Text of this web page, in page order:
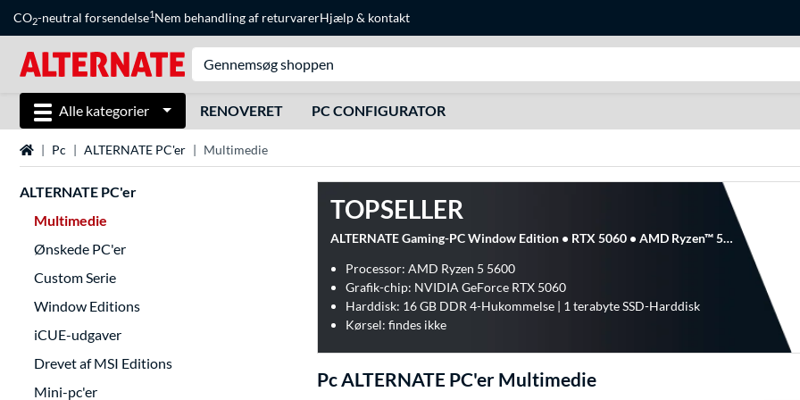
CO2-neutral forsendelse1Nem behandling af returvarerHjælp& kontakt
Alle kategorier RENOVERET PC CONFIGURATOR
Startside
Pc ALTERNATE PC'er Multimedie
ALTERNATE PC'er
Multimedie
Ønskede PC'er
Custom Serie
Window Editions
iCUE-udgaver
Drevet af MSI Editions
Mini-pc'er
TOPSELLER
ALTERNATE Gaming-PC Window Edition • RTX 5060 • AMD Ryzen™ 5 5600 • 16 GB RAM, Gaming PC
Processor: AMD Ryzen 5 5600
Grafik-chip: NVIDIA GeForce RTX 5060
Harddisk: 16 GB DDR 4-Hukommelse | 1 terabyte SSD-Harddisk
Kørsel: findes ikke
Pc ALTERNATE PC'er Multimedie